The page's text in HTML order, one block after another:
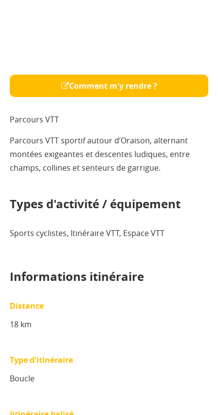
Comment m'y rendre ?
Parcours VTT
Parcours VTT sportif autour d’Oraison, alternant
montées exigeantes et descentes ludiques, entre
champs, collines et senteurs de garrigue.
Types d'activité / équipement
Sports cyclistes, Itinéraire VTT, Espace VTT
Informations itinéraire
Distance
18 km
Type d'itinéraire
Boucle